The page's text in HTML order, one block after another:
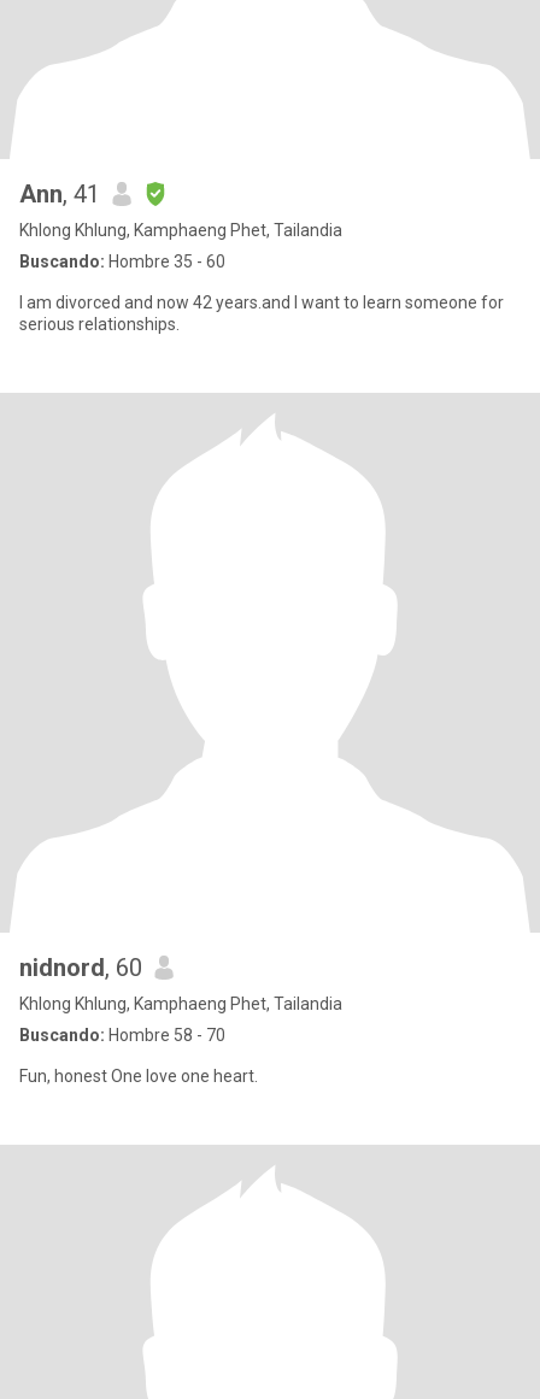
Ann, 41
Khlong Khlung, Kamphaeng Phet, Tailandia
Buscando: Hombre 35 - 60
I am divorced and now 42 years.and I want to learn someone for
serious relationships.
nidnord, 60
Khlong Khlung, Kamphaeng Phet, Tailandia
Buscando: Hombre 58 - 70
Fun, honest One love one heart.